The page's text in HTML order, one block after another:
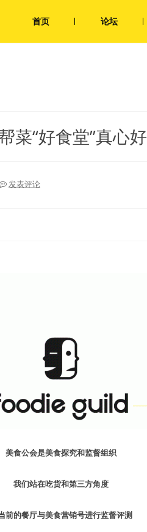
首页 论坛
菜“好食堂”真心好
发表评论
美食公会是美食探究和监督组织
我们站在吃货和第三方角度
前的餐厅与美食营销号进行监督评测